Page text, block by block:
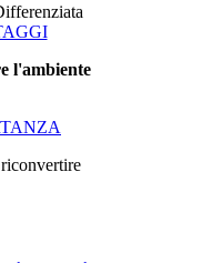
l'ambiente